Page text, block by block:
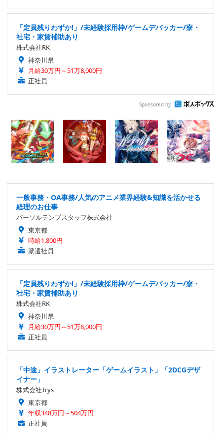
「定員残りわずか!」/未経験採用枠/ゲームデバッカー/寮・
社宅・家賃補助あり
株式会社RK
神奈川県
月給30万円～51万8,000円
正社員
Sponsored by
一般事務・OA事務/人気のアニメ業界経験&知識を活かせる
経理のお仕事
パーソルテンプスタッフ株式会社
東京都
時給1,800円
派遣社員
「定員残りわずか!」/未経験採用枠/ゲームデバッカー/寮・
社宅・家賃補助あり
株式会社RK
神奈川県
月給30万円～51万8,000円
正社員
「中途」イラストレーター「ゲームイラスト」「2DCGデザ
イナー」
株式会社Trys
東京都
年収348万円～504万円
正社員